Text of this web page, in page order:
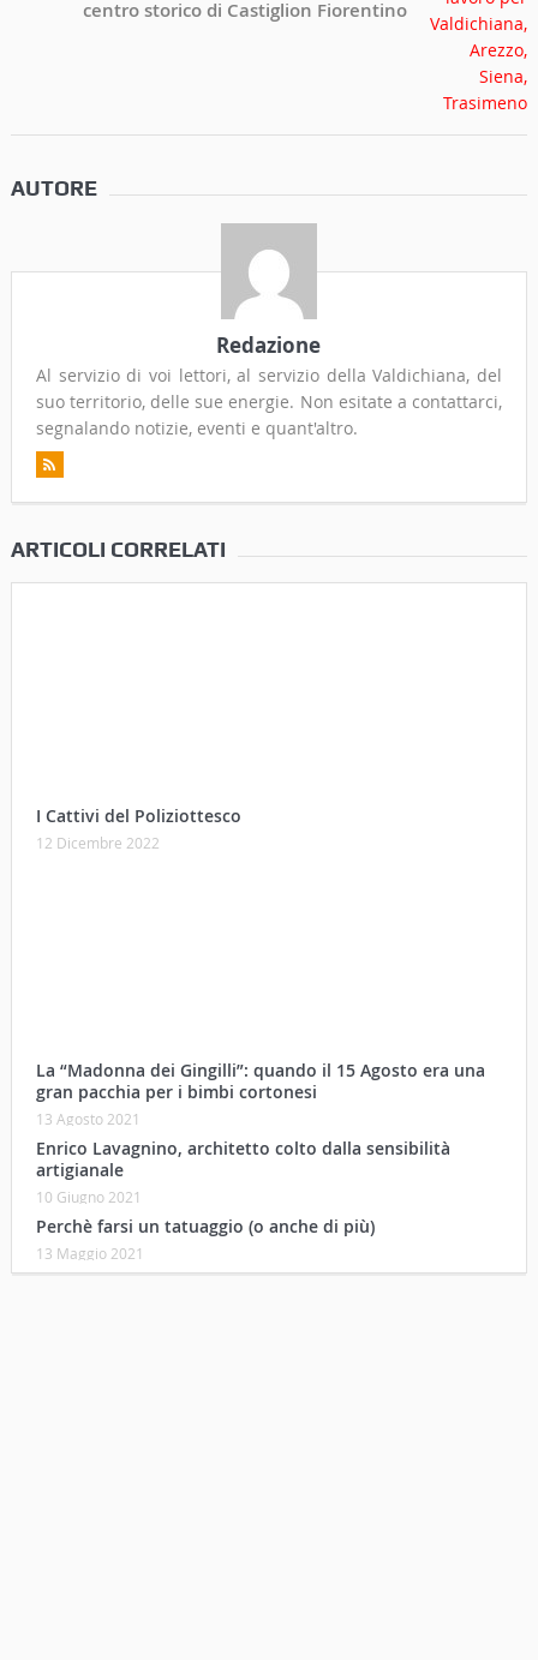
centro storico di Castiglion Fiorentino
AUTORE
Redazione
Al servizio di voi lettori, al servizio della Valdichiana, del
suo territorio, delle sue energie. Non esitate a contattarci,
segnalando notizie, eventi e quant'altro.
ARTICOLI CORRELATI
I Cattivi del Poliziottesco
12 Dicembre 2022
La “Madonna dei Gingilli”: quando il 15 Agosto era una
gran pacchia per i bimbi cortonesi
13 Agosto 2021
Enrico Lavagnino, architetto colto dalla sensibilità
artigianale
10 Giugno 2021
Perchè farsi un tatuaggio (o anche di più)
13 Maggio 2021